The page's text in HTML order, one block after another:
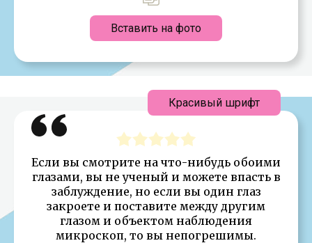
Вставить на фото
Если вы смотрите на что-нибудь обоими
глазами, вы не ученый и можете впасть в
заблуждение, но если вы один глаз
закроете и поставите между другим
глазом и объектом наблюдения
микроскоп, то вы непогрешимы.
Красивый шрифт